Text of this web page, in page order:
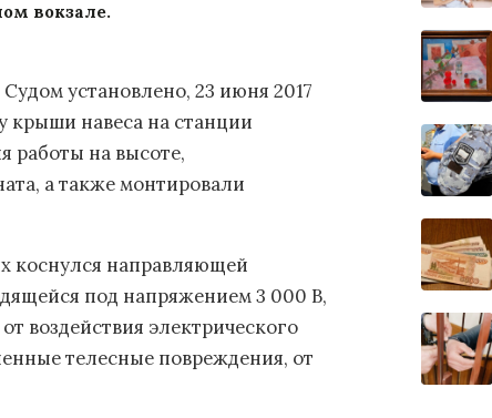
вокзале.
Судом установлено, 23 июня 2017
крыши навеса на станции
работы на высоте,
а также монтировали
коснулся направляющей
под напряжением 3 000 В,
воздействия электрического
телесные повреждения, от